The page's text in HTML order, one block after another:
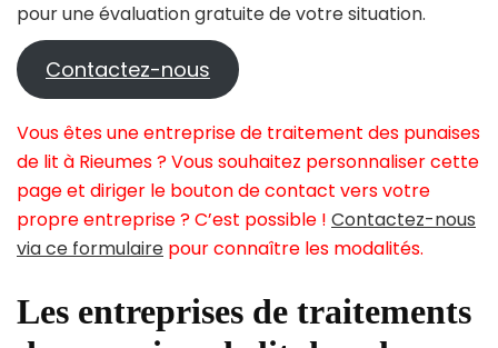
pour une évaluation gratuite de votre situation.
Contactez-nous
Vous êtes une entreprise de traitement des punaises
de lit à Rieumes ? Vous souhaitez personnaliser cette
page et diriger le bouton de contact vers votre
propre entreprise ? C’est possible ! Contactez-nous
via ce formulaire pour connaître les modalités.
Les entreprises de traitements